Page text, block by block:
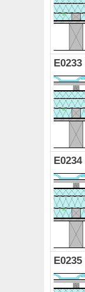
E0233
E0234
E0235